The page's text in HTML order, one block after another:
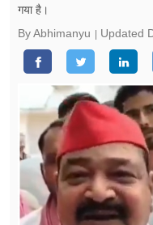
जीवन मंत्रा
फूड
ब्‍यूटी
जॉब्स
शिक्षा
गया है।
By Abhimanyu
Updated